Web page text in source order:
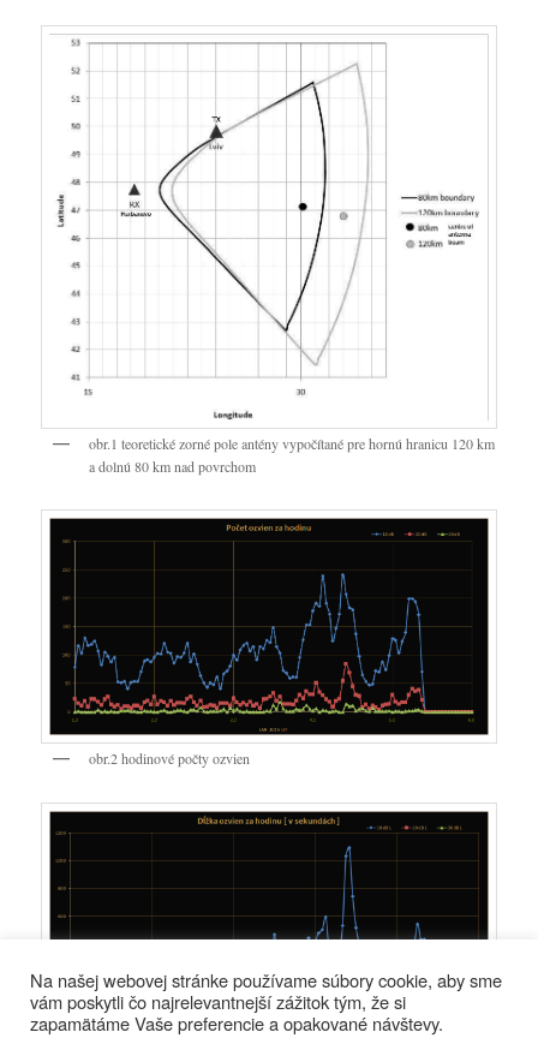
obr.1 teoretické zorné pole antény vypočítané pre hornú hranicu 120 km
a dolnú 80 km nad povrchom
obr.2 hodinové počty ozvien
Na našej webovej stránke používame súbory cookie, aby sme
vám poskytli čo najrelevantnejší zážitok tým, že si
zapamätáme Vaše preferencie a opakované návštevy.